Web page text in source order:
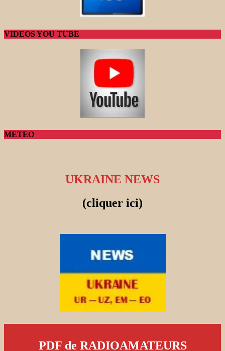
VIDEOS YOU TUBE
METEO
UKRAINE NEWS
(cliquer ici)
PDF de RADIOAMATEURS